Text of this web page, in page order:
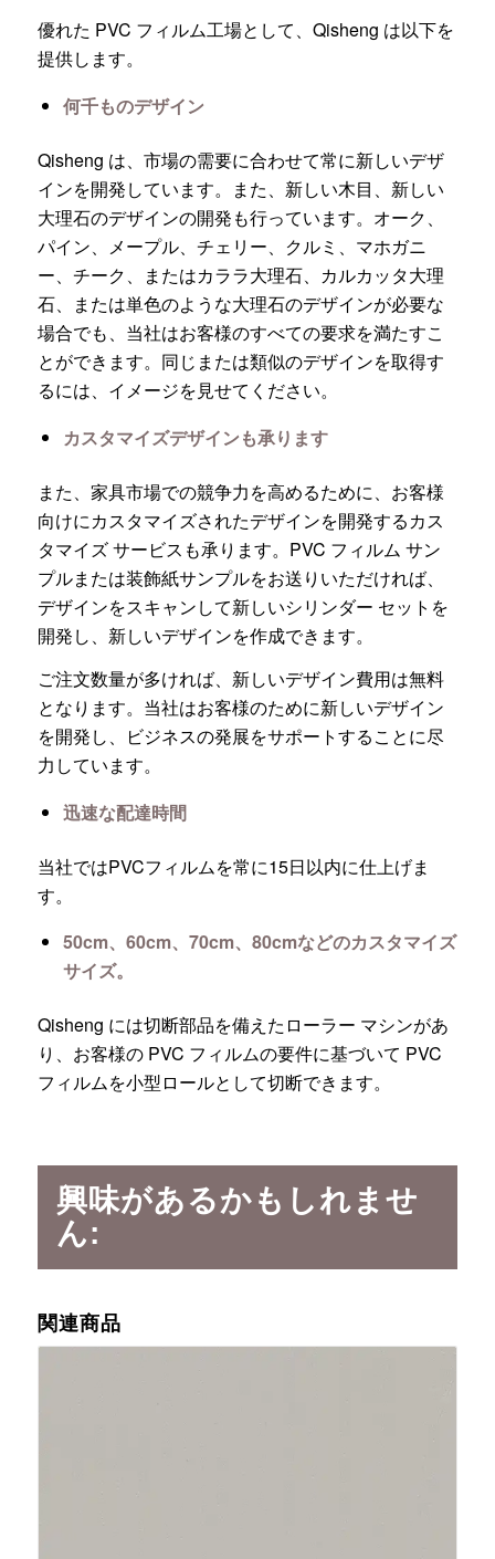
優れた PVC フィルム工場として、Qisheng は以下を
提供します。
何千ものデザイン
Qisheng は、市場の需要に合わせて常に新しいデザ
インを開発しています。また、新しい木目、新しい
大理石のデザインの開発も行っています。オーク、
パイン、メープル、チェリー、クルミ、マホガニ
ー、チーク、またはカララ大理石、カルカッタ大理
石、または単色のような大理石のデザインが必要な
場合でも、当社はお客様のすべての要求を満たすこ
とができます。同じまたは類似のデザインを取得す
るには、イメージを見せてください。
カスタマイズデザインも承ります
また、家具市場での競争力を高めるために、お客様
向けにカスタマイズされたデザインを開発するカス
タマイズ サービスも承ります。PVC フィルム サン
プルまたは装飾紙サンプルをお送りいただければ、
デザインをスキャンして新しいシリンダー セットを
開発し、新しいデザインを作成できます。
ご注文数量が多ければ、新しいデザイン費用は無料
となります。当社はお客様のために新しいデザイン
を開発し、ビジネスの発展をサポートすることに尽
力しています。
迅速な配達時間
当社ではPVCフィルムを常に15日以内に仕上げま
す。
50cm、60cm、70cm、80cmなどのカスタマイズ
サイズ。
Qisheng には切断部品を備えたローラー マシンがあ
り、お客様の PVC フィルムの要件に基づいて PVC
フィルムを小型ロールとして切断できます。
興味があるかもしれませ
ん:
関連商品